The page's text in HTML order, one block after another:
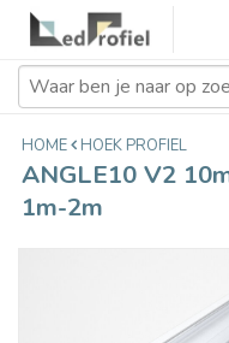
ANGLE10
Profiel 1m-
€7,95
HOME HOEK PROFIEL
ANGLE10 V2
1m-2m